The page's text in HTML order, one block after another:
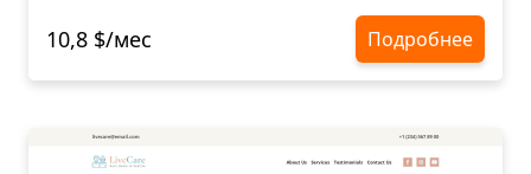
10,8 $/мес
Подробнее